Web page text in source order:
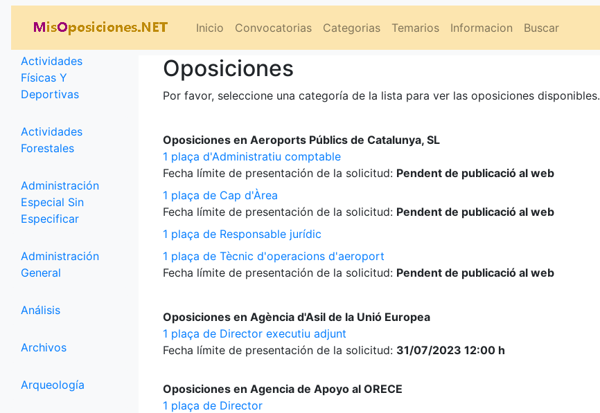
Inicio Convocatorias Categorias Temarios Informacion Buscar
Categorías
Actividades
Físicas Y
Deportivas
Actividades
Forestales
Administración
Especial Sin
Especificar
Administración
General
Análisis
Archivos
Arqueología
Oposiciones
Por favor, seleccione una categoría de la lista para ver las oposiciones disponibles.
Oposiciones en Aeroports Públics de Catalunya, SL
1 plaça d'Administratiu comptable
Fecha límite de presentación de la solicitud: Pendent de publicació al web
1 plaça de Cap d'Àrea
Fecha límite de presentación de la solicitud: Pendent de publicació al web
1 plaça de Responsable jurídic
1 plaça de Tècnic d'operacions d'aeroport
Fecha límite de presentación de la solicitud: Pendent de publicació al web
Oposiciones en Agència d'Asil de la Unió Europea
1 plaça de Director executiu adjunt
Fecha límite de presentación de la solicitud: 31/07/2023 12:00 h
Oposiciones en Agencia de Apoyo al ORECE
1 plaça de Director